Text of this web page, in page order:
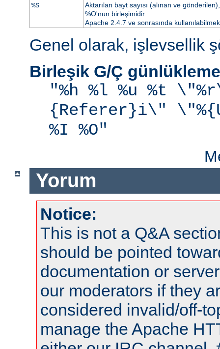
%S
Aktarılan bayt sayısı (alınan ve
%O'nun birleşimidir.
Apache 2.4.7 ve sonrasında
Genel olarak, işlevsellik
Birleşik G/Ç
"%h %l %u %t
{Referer}i\"
%I %O"
Yorum
Notice:
This is not a Q&A
should be pointed
documentation or
our moderators if they
considered invalid/off-
manage the Apache